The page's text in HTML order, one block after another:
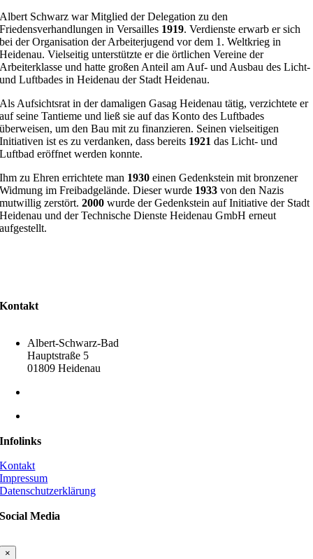
Albert Schwarz war Mitglied der Delegation zu den
Friedensverhandlungen in Versailles 1919. Verdienste erwarb er sich
bei der Organisation der Arbeiterjugend vor dem 1. Weltkrieg in
Heidenau. Vielseitig unterstützte er die örtlichen Vereine der
Arbeiterklasse und hatte großen Anteil am Auf- und Ausbau des Licht-
und Luftbades in Heidenau der Stadt Heidenau.
Als Aufsichtsrat in der damaligen Gasag Heidenau tätig, verzichtete er
auf seine Tantieme und ließ sie auf das Konto des Luftbades
überweisen, um den Bau mit zu finanzieren. Seinen vielseitigen
Initiativen ist es zu verdanken, dass bereits 1921das Licht- und
Luftbad eröffnet werden konnte.
Ihm zu Ehren errichtete man 1930einen Gedenkstein mit bronzener
Widmung im Freibadgelände. Dieser wurde 1933von den Nazis
mutwillig zerstört.2000 wurde der Gedenkstein auf Initiative der Stadt
Heidenau und der Technische Dienste Heidenau GmbH erneut
aufgestellt.
Kontakt
Albert-Schwarz-Bad
Hauptstraße 5
01809 Heidenau
Infolinks
Kontakt
Impressum
Datenschutzerklärung
Social Media
×